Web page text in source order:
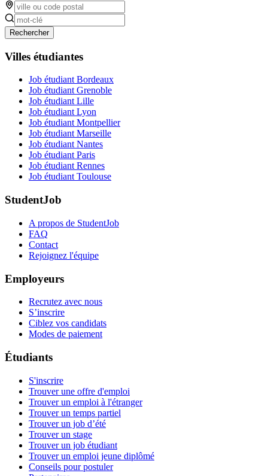
Rechercher
Villes étudiantes
Job étudiant Bordeaux
Job étudiant Grenoble
Job étudiant Lille
Job étudiant Lyon
Job étudiant Montpellier
Job étudiant Marseille
Job étudiant Nantes
Job étudiant Paris
Job étudiant Rennes
Job étudiant Toulouse
StudentJob
A propos de StudentJob
FAQ
Contact
Rejoignez l'équipe
Employeurs
Recrutez avec nous
S’inscrire
Ciblez vos candidats
Modes de paiement
Étudiants
S'inscrire
Trouver une offre d'emploi
Trouver un emploi à l'étranger
Trouver un temps partiel
Trouver un job d’été
Trouver un stage
Trouver un job étudiant
Trouver un emploi jeune diplômé
Conseils pour postuler